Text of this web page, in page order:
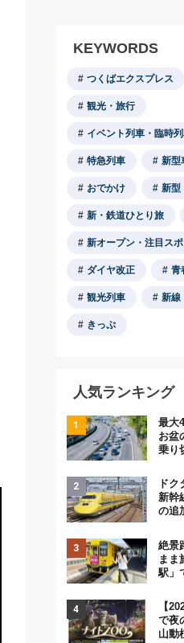
KEYWORDS
つくばエクスプレス
観光・旅行
イベント列車・臨時
特急列車 新型
おでかけ 新型
新・鉄道ひとり旅
新オープン・注目スポ
ダイヤ改正 青
観光列車 新線
きっぷ
人気ランキング
最大
お盆
乗り
ド
新幹
の追
とめ
絶景
まま
駅」
と
「
【
で夜
山動